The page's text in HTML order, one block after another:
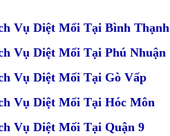
Vụ Diệt Mối Tại Bình Thạnh
Vụ Diệt Mối Tại Phú Nhuận
Vụ Diệt Mối Tại Gò Vấp
Vụ Diệt Mối Tại Hóc Môn
Vụ Diệt Mối Tại Quận 9